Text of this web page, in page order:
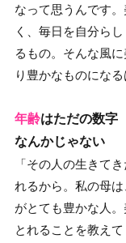
なって思うんです
く、毎日を自分ら
るもの。そんな風
り豊かなものになる
年齢はただの数字
なんかじゃない
「その人の生きて
れるから。私の母
がとても豊かな人
とれることを教え